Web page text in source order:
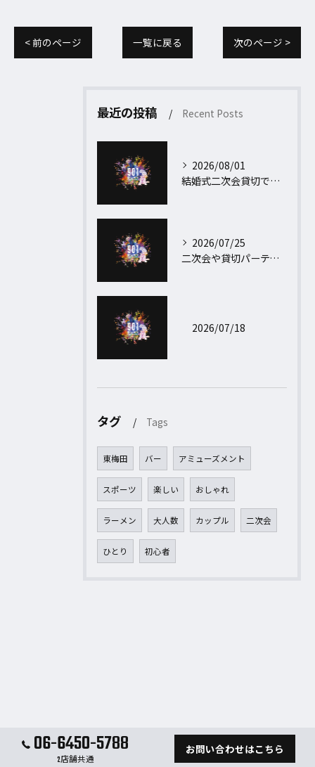
< 前のページ 一覧に戻る 次のページ >
最近の投稿 Recent Posts
2026/08/01
結婚式二次会貸切で居酒屋を選ぶポイントと予算内で叶える安心ガイド
2026/07/25
二次会や貸切パーティープランで大阪府大阪市北区藤井寺市の結婚式二次会貸し切りを満喫するコツ
2026/07/18
タグ Tags
東梅田 バー アミューズメント
スポーツ 楽しい おしゃれ
ラーメン 大人数 カップル 二次会
ひとり 初心者
06-6450-5788
2店舗共通
お問い合わせはこちら